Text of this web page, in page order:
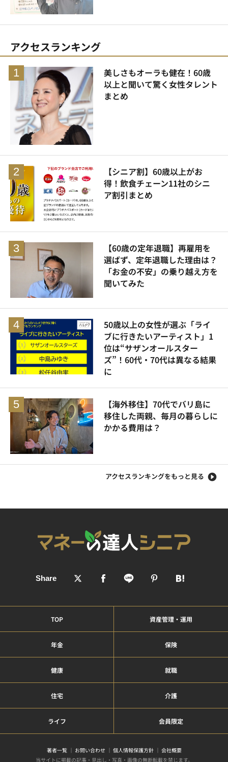
アクセスランキング
美しさもオーラも健在！60歳
以上と聞いて驚く女性タレント
まとめ
【シニア割】60歳以上がお
得！飲食チェーン11社のシニ
ア割引まとめ
【60歳の定年退職】再雇用を
選ばず、定年退職した理由は？
「お金の不安」の乗り越え方を
聞いてみた
50歳以上の女性が選ぶ「ライ
ブに行きたいアーティスト」1
位は“サザンオールスター
ズ”！60代・70代は異なる結果
に
【海外移住】70代でバリ島に
移住した両親、毎月の暮らしに
かかる費用は？
アクセスランキングをもっと見る
TOP 資産管理・運用
年金 保険
健康 就職
住宅 介護
ライフ 会員限定
著者一覧 お問い合わせ 個人情報保護方針
会社概要
当サイトに掲載の記事・見出し・写真・画像の無断転載を禁じます。